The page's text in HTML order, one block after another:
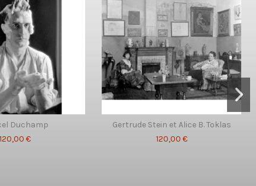
Duchamp
120,00 €
Gertrude Stein et Alice B. Toklas
120,00 €